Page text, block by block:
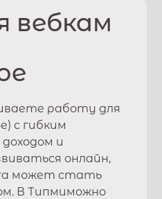
вебкам
работу для
) с гибким
и
онлайн,
может стать
ВТипмиможно